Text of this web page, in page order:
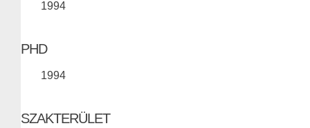
1994
PHD
1994
SZAKTERÜLET